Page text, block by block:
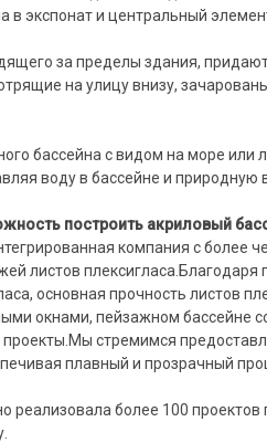
в экспонат и центральный
за пределы здания,
на улицу внизу,
бассейна с видом на море или
воду в бассейне и природную
построить акриловый
компания с более
листов
основная прочность листов
окнами, пейзажном бассейне
стремимся
плавный и прозрачный
реализовала более 100 проектов